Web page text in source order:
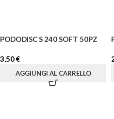
PODODISC S 240 SOFT 50PZ
3,50€
AGGIUNGI AL CARRELLO